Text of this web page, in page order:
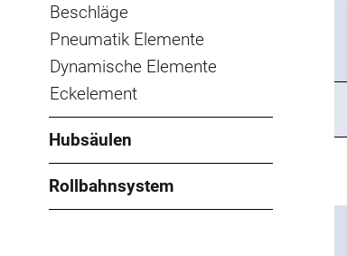
Beschläge
Pneumatik Elemente
Dynamische Elemente
Eckelement
Hubsäulen
Rollbahnsystem